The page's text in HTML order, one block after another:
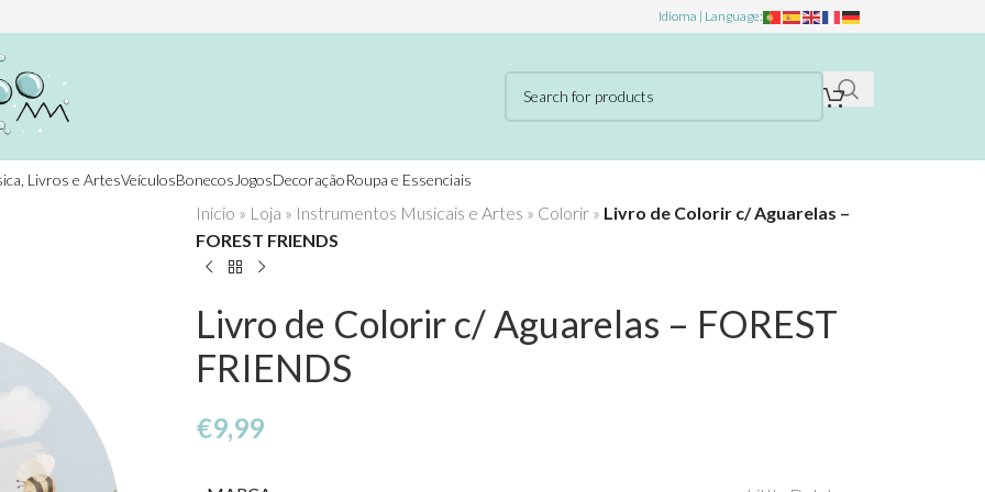
Idioma | Language:
Livros e ArtesVeículosBonecos JogosDecoraçãoRoupa e Essenciais
Início » Loja » Instrumentos Musicais e Artes » Colorir» Livro de Colorir c/ Aguarelas –
FOREST FRIENDS
Livro de Colorir c/ Aguarelas – FOREST
FRIENDS
€9,99